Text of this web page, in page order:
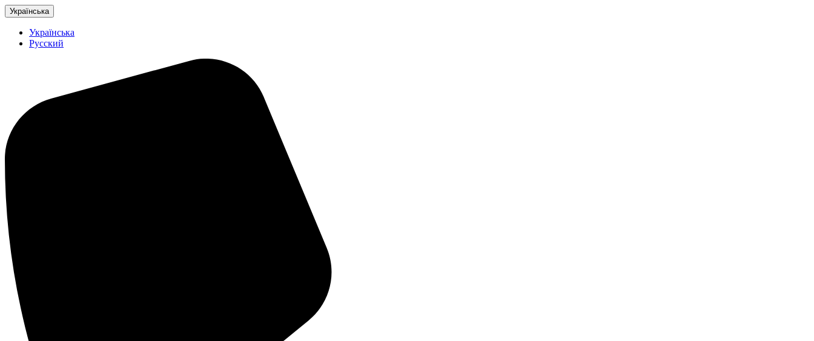
Українська
Українська
Русский